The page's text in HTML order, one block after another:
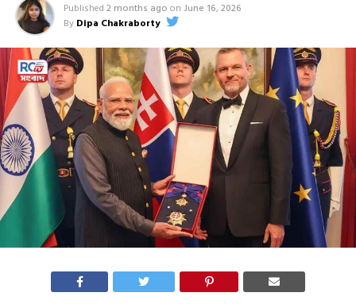
Published 2 months ago on June 16, 2026
By Dipa Chakraborty